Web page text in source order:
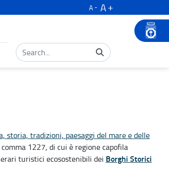
A
A
storia, tradizioni, paesaggi del mare e delle
1227, di cui è regione capofila
turistici ecosostenibili dei Borghi Storici